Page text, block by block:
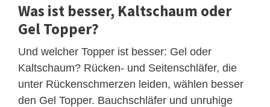
Was ist besser, Kaltschaum oder
Gel Topper?
Und welcher Topper ist besser: Gel oder
Kaltschaum? Rücken- und Seitenschläfer, die
unter Rückenschmerzen leiden, wählen besser
den Gel Topper. Bauchschläfer und unruhige